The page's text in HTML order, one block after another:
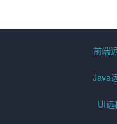
前端
Java
UI